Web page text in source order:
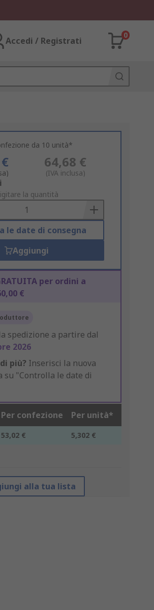
Accedi / Registrati
0
da 10 unità*
64,68 €
(IVA inclusa)
la quantità
le date di consegna
Aggiungi
per ordini a
€
spedizione a partire dal
2026
più? Inserisci la nuova
su "Controlla le date di
Per confezione Per unità*
53,02 € 5,302 €
alla tua lista